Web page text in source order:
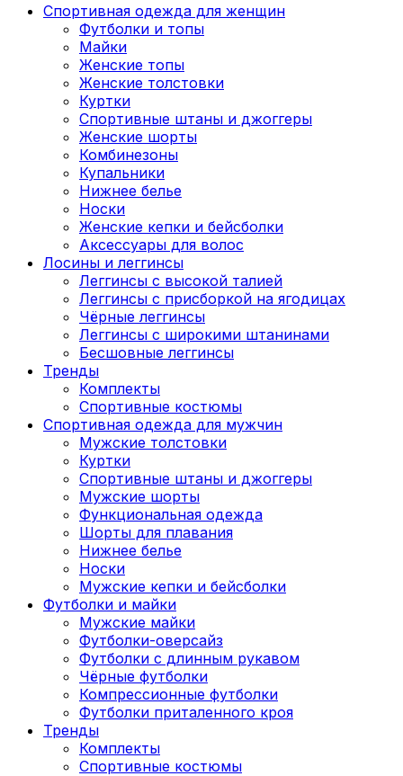
Спортивная одежда для женщин
Футболки и топы
Майки
Женские топы
Женские толстовки
Куртки
Спортивные штаны и джоггеры
Женские шорты
Комбинезоны
Купальники
Нижнее белье
Носки
Женские кепки и бейсболки
Аксессуары для волос
Лосины и леггинсы
Леггинсы с высокой талией
Леггинсы с присборкой на ягодицах
Чёрные леггинсы
Леггинсы с широкими штанинами
Бесшовные леггинсы
Тренды
Комплекты
Спортивные костюмы
Спортивная одежда для мужчин
Мужские толстовки
Куртки
Спортивные штаны и джоггеры
Мужские шорты
Функциональная одежда
Шорты для плавания
Нижнее белье
Носки
Мужские кепки и бейсболки
Футболки и майки
Мужские майки
Футболки-оверсайз
Футболки с длинным рукавом
Чёрные футболки
Компрессионные футболки
Футболки приталенного кроя
Тренды
Комплекты
Спортивные костюмы